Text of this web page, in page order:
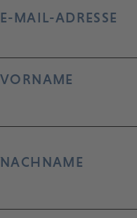
E-MAIL-ADRESSE
VORNAME
NACHNAME